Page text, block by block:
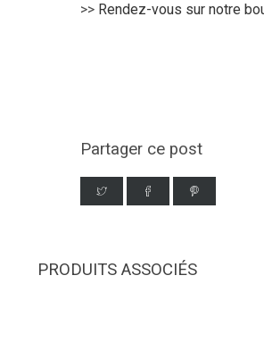
>> Rendez-vous sur notre
Partager ce post
PRODUITS ASSOCIÉS